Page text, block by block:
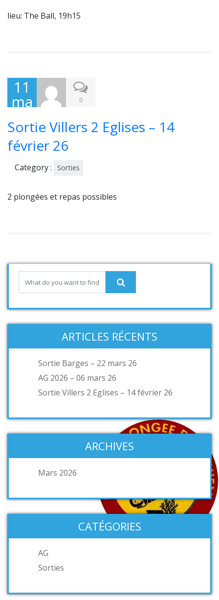
lieu: The Ball, 19h15
11
ma
202
6
0
Sortie Villers 2 Eglises – 14
février 26
Category : Sorties
2 plongées et repas possibles
ARTICLES RÉCENTS
Sortie Barges – 22 mars 26
AG 2026 – 06 mars 26
Sortie Villers 2 Eglises – 14 février 26
ARCHIVES
Mars 2026
CATÉGORIES
AG
Sorties